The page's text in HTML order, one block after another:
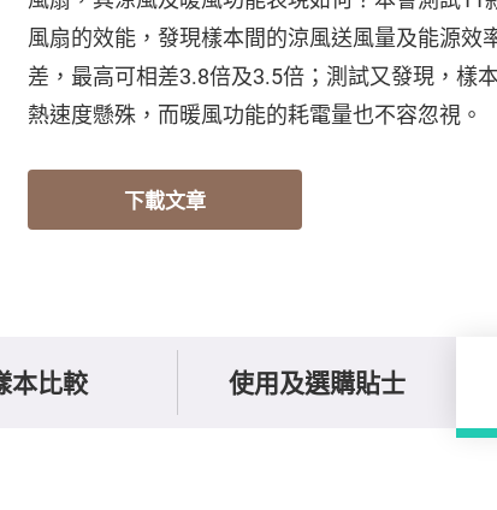
風扇的效能，發現樣本間的涼風送風量及能源效
差，最高可相差3.8倍及3.5倍；測試又發現，樣
熱速度懸殊，而暖風功能的耗電量也不容忽視。
下載文章
本比較 使用及選購貼士